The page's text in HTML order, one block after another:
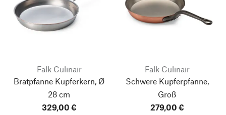
Falk Culinair
Bratpfanne Kupferkern, Ø
28 cm
329,00 €
Falk Culinair
Schwere Kupferpfanne,
Groß
279,00 €